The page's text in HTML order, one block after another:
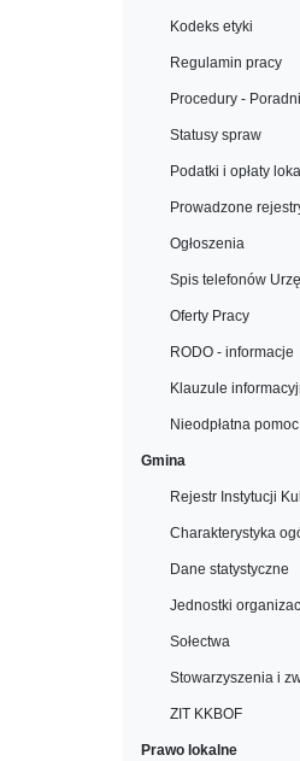
Kodeks etyki
Regulamin pracy
Procedury -
Statusy spraw
Podatki i opłaty
Prowadzone
Ogłoszenia
Spis telefonów
Oferty Pracy
RODO - informacje
Klauzule
Nieodpłatna
Gmina
Rejestr Instytucji
Charakterystyka
Dane statystyczne
Jednostki
Sołectwa
Stowarzyszenia i
ZIT KKBOF
Prawo lokalne